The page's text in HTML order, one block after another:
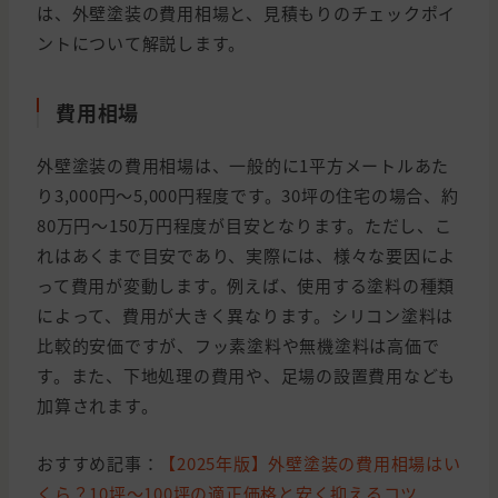
は、外壁塗装の費用相場と、見積もりのチェックポイ
ントについて解説します。
費用相場
外壁塗装の費用相場は、一般的に1平方メートルあた
り3,000円～5,000円程度です。30坪の住宅の場合、約
80万円～150万円程度が目安となります。ただし、こ
れはあくまで目安であり、実際には、様々な要因によ
って費用が変動します。例えば、使用する塗料の種類
によって、費用が大きく異なります。シリコン塗料は
比較的安価ですが、フッ素塗料や無機塗料は高価で
す。また、下地処理の費用や、足場の設置費用なども
加算されます。
おすすめ記事：
【2025年版】外壁塗装の費用相場はい
くら？10坪〜100坪の適正価格と安く抑えるコツ